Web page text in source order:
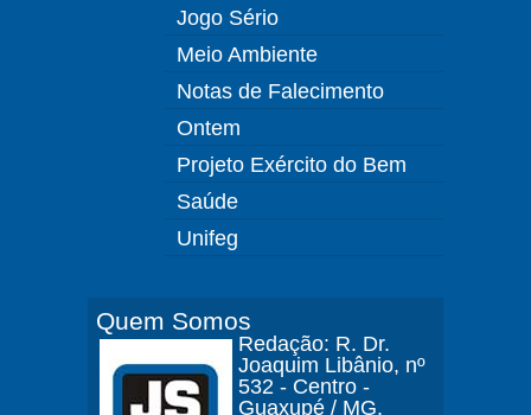
Jogo Sério
Meio Ambiente
Notas de Falecimento
Ontem
Projeto Exército do Bem
Saúde
Unifeg
Quem Somos
Redação: R. Dr.
Joaquim Libânio, nº
532 - Centro -
Guaxupé / MG.